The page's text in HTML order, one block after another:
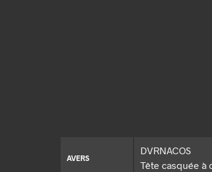
AVERS
DVRNACOS
Tête casquée à